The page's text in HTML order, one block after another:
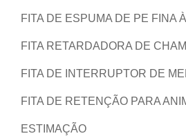
FITA DE ESPUMA DE PE FINA
FITA RETARDADORA DE
FITA DE INTERRUPTOR DE
FITA DE RETENÇÃO PARA
ESTIMAÇÃO